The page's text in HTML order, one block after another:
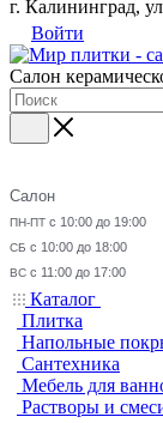
г. Калининград,
Войти
Салон
Салон
ПН-ПТ с 10:00 до 19:00
СБ с 10:00 до 18:00
ВС с 11:00 до 17:00
Каталог
Плитка
Напольные
Сантехника
Мебель для
Растворы и